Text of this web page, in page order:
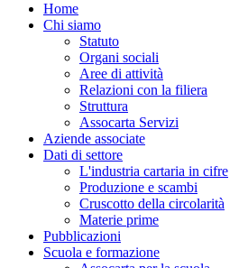
Home
Chi siamo
Statuto
Organi sociali
Aree di attività
Relazioni con la filiera
Struttura
Assocarta Servizi
Aziende associate
Dati di settore
L'industria cartaria in cifre
Produzione e scambi
Cruscotto della circolarità
Materie prime
Pubblicazioni
Scuola e formazione